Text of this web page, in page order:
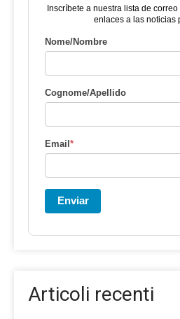
Inscríbete a nuestra lista de
enlaces a las noticias
Nome/Nombre
Cognome/Apellido
Email*
Enviar
Articoli recenti